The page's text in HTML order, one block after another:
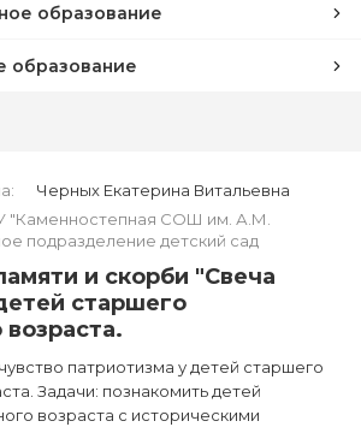
образование
образование
Черных Екатерина Витальевна
"Каменностепная СОШ им. А.М.
подразделение детский сад
и скорби "Свеча
старшего
патриотизма у детей старшего
Задачи: познакомить детей
возраста с историческими